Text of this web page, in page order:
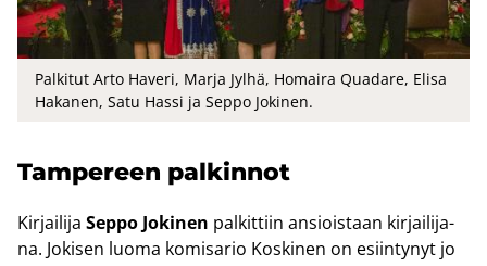
Palkitut Arto Haveri, Marja Jylhä, Homaira Quadare, Elisa
Hakanen, Satu Hassi ja Seppo Jokinen.
Tam­pe­reen pal­kin­not
Kir­jai­li­ja Seppo Jo­ki­nen pal­kit­tiin an­siois­taan kir­jai­li­ja­
na. Jo­ki­sen luoma ko­mi­sa­rio Kos­ki­nen on esiin­ty­nyt jo